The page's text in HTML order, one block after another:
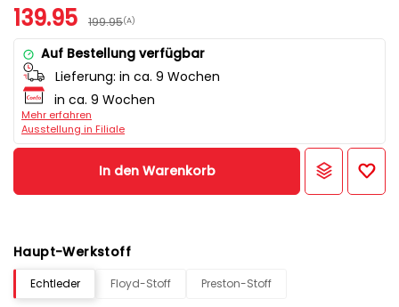
139.95 199.95(A)
Auf Bestellung verfügbar
Lieferung: in ca. 9 Wochen
in ca. 9 Wochen
Mehr erfahren
Ausstellung in Filiale
In den Warenkorb
Haupt-Werkstoff
Echtleder Floyd-Stoff Preston-Stoff